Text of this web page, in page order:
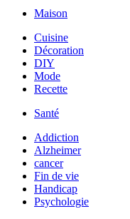
Maison
Cuisine
Décoration
DIY
Mode
Recette
Santé
Addiction
Alzheimer
cancer
Fin de vie
Handicap
Psychologie